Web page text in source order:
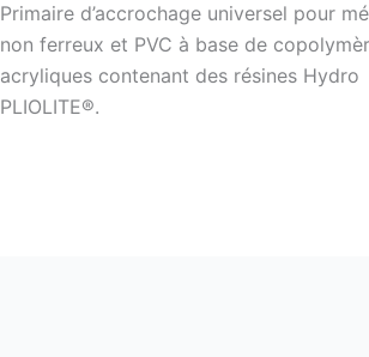
Primaire d’accrochage universel pour
non ferreux et PVC à base de
acryliques contenant des résines Hydro
PLIOLITE®.